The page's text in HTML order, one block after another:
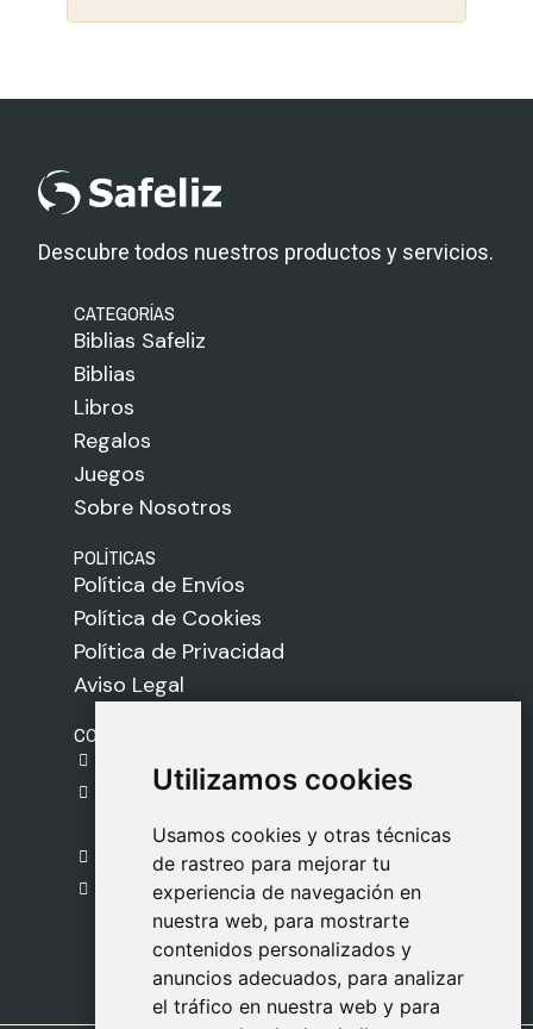
Utilizamos cookies
Usamos cookies y otras técnicas
de rastreo para mejorar tu
experiencia de navegación en
nuestra web, para mostrarte
contenidos personalizados y
anuncios adecuados, para analizar
el tráfico en nuestra web y para
Utilizamos cookies
Usamos cookies y otras técnicas
de rastreo para mejorar tu
experiencia de navegación en
nuestra web, para mostrarte
contenidos personalizados y
anuncios adecuados, para analizar
el tráfico en nuestra web y para
Descubre todos nuestros productos y servicios.
CATEGORÍAS
Biblias Safeliz
Biblias
Libros
Regalos
Juegos
Sobre Nosotros
POLÍTICAS
Política de Envíos
Política de Cookies
Política de Privacidad
Aviso Legal
CONTACTO
C. del Pradillo, 6, 28770 Colmenar Viejo,
Madrid
918 459 877
Lunes a Viernes
09:00 - 13:00